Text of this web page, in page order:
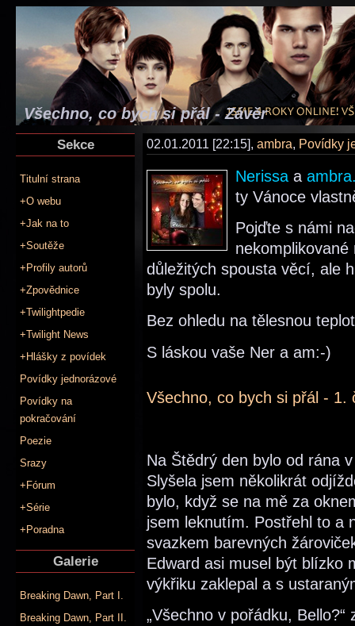
Všechno, co bych si přál - Závěr
Sekce
Titulní strana
+O webu
+Jak na to
+Soutěže
+Profily autorů
+Zpovědnice
+Twilightpedie
+Twilight News
+Hlášky z povídek
Povídky jednorázové
Povídky na
pokračování
Poezie
Srazy
+Fórum
+Série
+Poradna
Galerie
Breaking Dawn, Part I.
Breaking Dawn, Part II.
02.01.2011 [22:15], ambra, Povídky
Nerissa a
ty Vánoce
Pojďte s námi
důležitých spousta věcí, ale
byly spolu.
Bez ohledu na tělesnou
S láskou vaše Ner a am:-)
Všechno, co bych si přál - 1.
Na Štědrý den bylo od rána
Slyšela jsem několikrát
bylo, když se na mě za
jsem leknutím. Postřehl to a
svazkem barevných
Edward asi musel být blízko
výkřiku zaklepal a s
„Všechno v pořádku,